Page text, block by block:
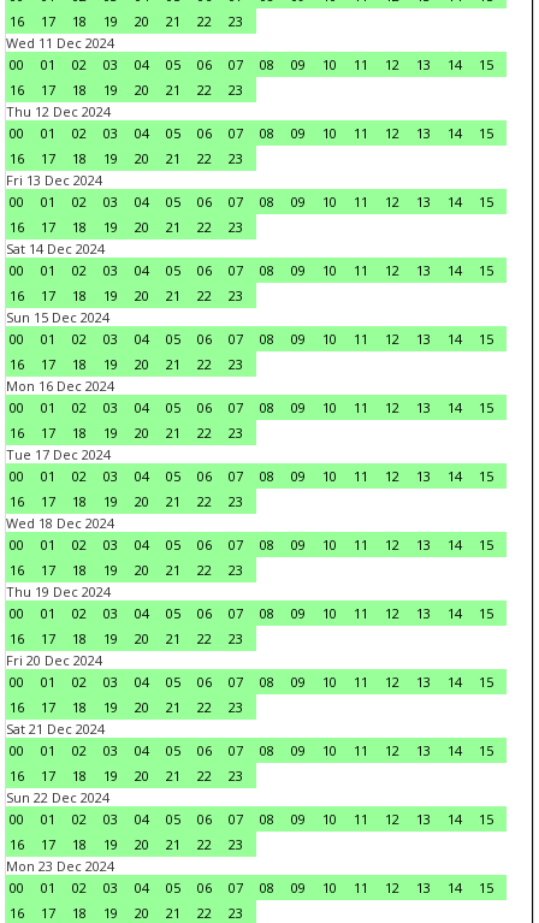
16
17 18 19 20 21 22
23
Wed 11 Dec 2024
00
01 02 03 04 05 06 07 08 09 10 11 12 13 14
15
16
17 18 19 20 21 22
23
Thu 12 Dec 2024
00
01 02 03 04 05 06 07 08 09 10 11 12 13 14
15
16
17 18 19 20 21 22
23
Fri 13 Dec 2024
00
01 02 03 04 05 06 07 08 09 10 11 12 13 14
15
16
17 18 19 20 21 22
23
Sat 14 Dec 2024
00
01 02 03 04 05 06 07 08 09 10 11 12 13 14
15
16
17 18 19 20 21 22
23
Sun 15 Dec 2024
00
01 02 03 04 05 06 07 08 09 10 11 12 13 14
15
16
17 18 19 20 21 22
23
Mon 16 Dec 2024
00
01 02 03 04 05 06 07 08 09 10 11 12 13 14
15
16
17 18 19 20 21 22
23
Tue 17 Dec 2024
00
01 02 03 04 05 06 07 08 09 10 11 12 13 14
15
16
17 18 19 20 21 22
23
Wed 18 Dec 2024
00
01 02 03 04 05 06 07 08 09 10 11 12 13 14
15
16
17 18 19 20 21 22
23
Thu 19 Dec 2024
00
01 02 03 04 05 06 07 08 09 10 11 12 13 14
15
16
17 18 19 20 21 22
23
Fri 20 Dec 2024
00
01 02 03 04 05 06 07 08 09 10 11 12 13 14
15
16
17 18 19 20 21 22
23
Sat 21 Dec 2024
00
01 02 03 04 05 06 07 08 09 10 11 12 13 14
15
16
17 18 19 20 21 22
23
Sun 22 Dec 2024
00
01 02 03 04 05 06 07 08 09 10 11 12 13 14
15
16
17 18 19 20 21 22
23
Mon 23 Dec 2024
00
01 02 03 04 05 06 07 08 09 10 11 12 13 14
15
16
17 18 19 20 21 22 23